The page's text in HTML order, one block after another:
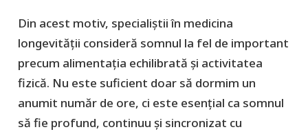
Din acest motiv, specialiștii în medicina
longevității consideră somnul la fel de important
precum alimentația echilibrată și activitatea
fizică. Nu este suficient doar să dormim un
anumit număr de ore, ci este esențial ca somnul
să fie profund, continuu și sincronizat cu